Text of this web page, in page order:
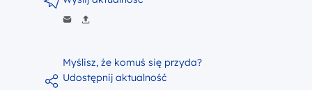
Myślisz, że komuś się przyda?
Udostępnij aktualność